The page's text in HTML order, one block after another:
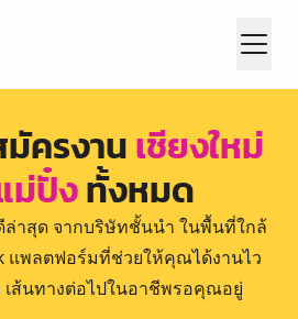
ครงานเชียงใหม่
ม่ปั๋งทั้งหมด
าสุด จากบริษัทชั้นนำ ในพื้นที่ใกล้
แพลตฟอร์มที่ช่วยให้คุณได้งานไว
เส้นทางต่อไปในอาชีพรอคุณอยู่